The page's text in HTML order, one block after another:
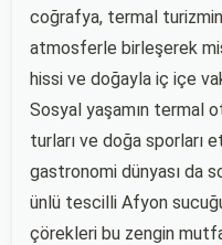
coğrafya, termal
atmosferle birleşerek
hissi ve doğayla iç içe
Sosyal yaşamın termal
turları ve doğa sporları
gastronomi dünyası da
ünlü tescilli Afyon
çörekleri bu zengin